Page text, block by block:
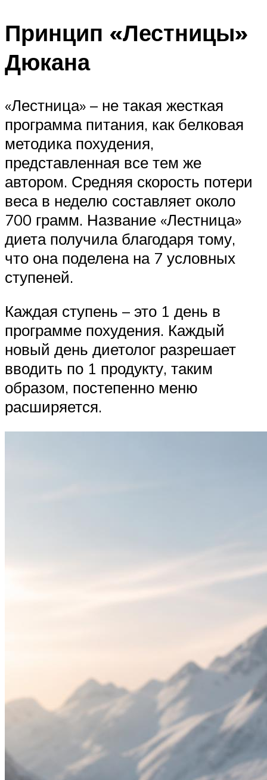
Принцип «Лестницы»
Дюкана
«Лестница» – не такая жесткая
программа питания, как белковая
методика похудения,
представленная все тем же
автором. Средняя скорость потери
веса в неделю составляет около
700 грамм. Название «Лестница»
диета получила благодаря тому,
что она поделена на 7 условных
ступеней.
Каждая ступень – это 1 день в
программе похудения. Каждый
новый день диетолог разрешает
вводить по 1 продукту, таким
образом, постепенно меню
расширяется.